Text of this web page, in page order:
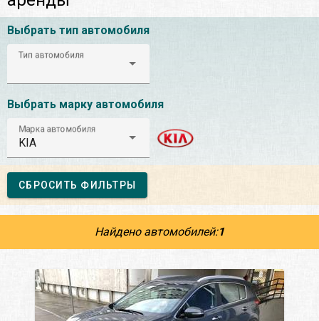
Выбрать тип автомобиля
Тип автомобиля
Выбрать марку автомобиля
Марка автомобиля
KIA
СБРОСИТЬ ФИЛЬТРЫ
Найдено автомобилей:1